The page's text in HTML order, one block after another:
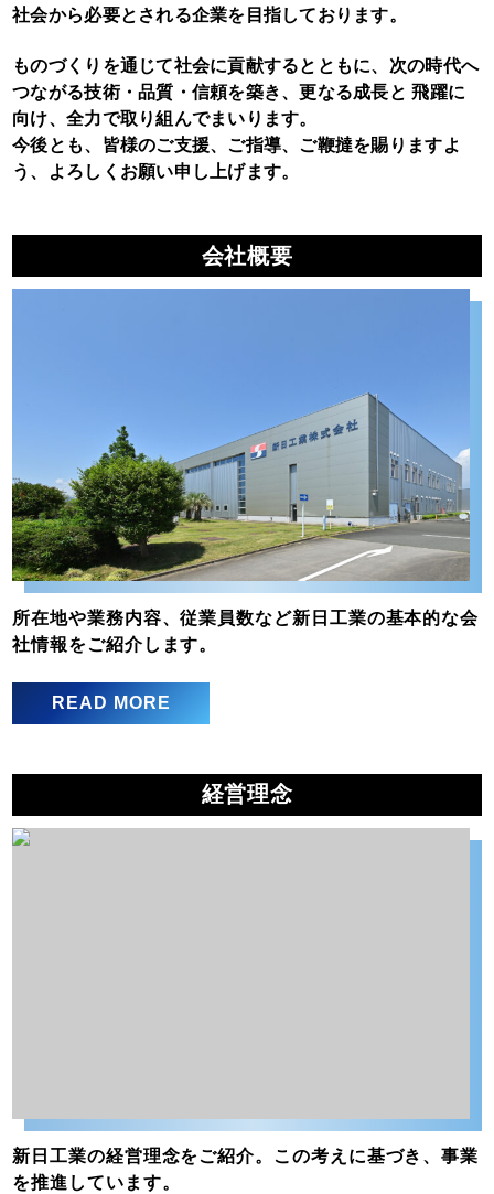
社会から必要とされる企業を目指しております。
ものづくりを通じて社会に貢献するとともに、次の時代へ
つながる技術・品質・信頼を築き、更なる成長と 飛躍に
向け、全力で取り組んでまいります。
今後とも、皆様のご支援、ご指導、ご鞭撻を賜りますよ
う、よろしくお願い申し上げます。
会社概要
所在地や業務内容、従業員数など新日工業の基本的な会
社情報をご紹介します。
READ MORE
経営理念
新日工業の経営理念をご紹介。この考えに基づき、事業
を推進しています。